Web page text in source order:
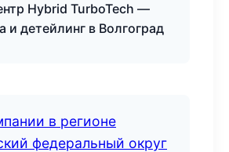
Hybrid TurboTech —
и детейлинг в Волгоград
в регионе
федеральный округ